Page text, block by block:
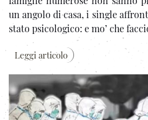
un angolo di casa, i single
stato psicologico: e mo’ che
Leggi articolo